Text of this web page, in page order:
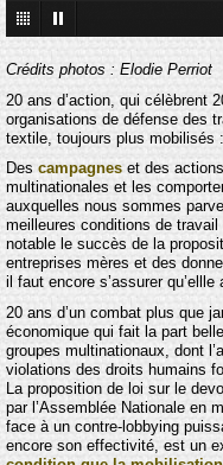
Crédits photos : Elodie Perriot
20 ans d’action, qui célèbrent
organisations de défense des
textile, toujours plus mobilisés :
Des campagnes et des
multinationales et les
auxquelles nous sommes
meilleures conditions de
notable le succès de la
entreprises mères et des
il faut encore s’assurer
20 ans d’un combat plus que
économique qui fait la part
groupes multinationaux, dont
violations des droits humains
La proposition de loi sur le
par l’Assemblée Nationale en
face à un contre-lobbying
encore son effectivité, est un